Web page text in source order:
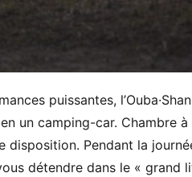
puissantes,
un camping-car. Chambre à
Pendant la
détendre dans le « grand